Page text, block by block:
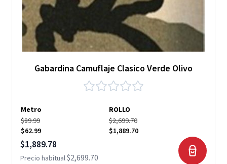
Gabardina Camuflaje Clasico Verde Olivo
Metro
ROLLO
$89.99
$62.99
$2,699.70
$1,889.70
Precio especial
$1,889.78
Precio habitual$2,699.70